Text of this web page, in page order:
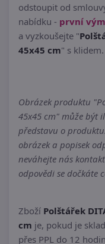
odstoupit od
nabídku - první
a vyzkoušejte "
45x45 cm" s
Obrázek produktu
45x45 cm" může být
představu o
obrázek a popisek
neváhejte nás
odpovědi se dočkáte
Zboží Polštářek
cm je, pokud je
přes PPL do 12